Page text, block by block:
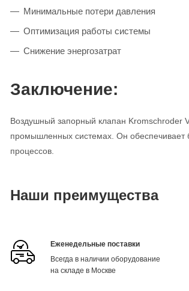
Минимальные потери давления
Оптимизация работы системы
Снижение энергозатрат
Заключение:
Воздушный запорный клапан Kromschroder
промышленных системах. Он обеспечивает
процессов.
Наши преимущества
Еженедельные поставки
Всегда в наличии оборудование
на складе в Москве